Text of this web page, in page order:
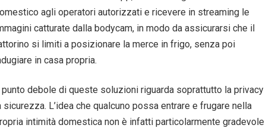
agli operatori autorizzati e ricevere in streaming le
catturate dalla bodycam, in modo da assicurarsi che il
si limiti a posizionare la merce in frigo, senza poi
in casa propria.
debole di queste soluzioni riguarda soprattutto la privacy
sicurezza. L’idea che qualcuno possa entrare e frugare nella
intimità domestica non è infatti particolarmente gradevole